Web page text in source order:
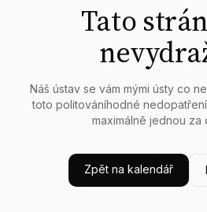
Tato
Náš ústav se vám mými ústy co
toto politováníhodné nedopatření,
maximálně jednou za
Zpět na kalendář